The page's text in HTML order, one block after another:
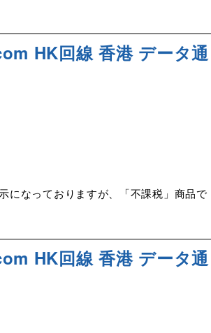
HK回線 香港 データ通
になっておりますが、「不課税」商品で
HK回線 香港 データ通